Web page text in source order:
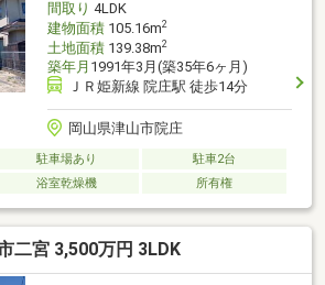
間取り 4LDK
建物面積105.16m2
土地面積139.38m2
築年月 1991年3月(築35年6ヶ月)
ＪＲ姫新線 院庄駅 徒歩14分
岡山県津山市院庄
駐車場あり
駐車2台
浴室乾燥機 所有権
二宮 3,500万円 3LDK